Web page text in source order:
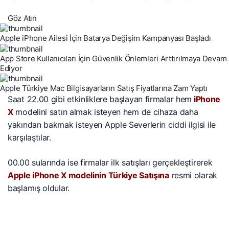
Göz Atın
Apple iPhone Ailesi İçin Batarya Değişim Kampanyası Başladı
App Store Kullanıcıları İçin Güvenlik Önlemleri Arttırılmaya Devam
Ediyor
Apple Türkiye Mac Bilgisayarların Satış Fiyatlarına Zam Yaptı
Saat 22.00 gibi etkinliklere başlayan firmalar hem iPhone
Xmodelini satın almak isteyen hem de cihaza daha
yakından bakmak isteyen Apple Severlerin ciddi ilgisi ile
karşılaştılar.
00.00 sularında ise firmalar ilk satışları gerçekleştirerek
Apple iPhone X modelinin Türkiye Satışına resmi olarak
başlamış oldular.